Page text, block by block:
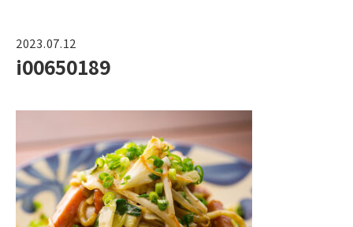
2023.07.12
i00650189